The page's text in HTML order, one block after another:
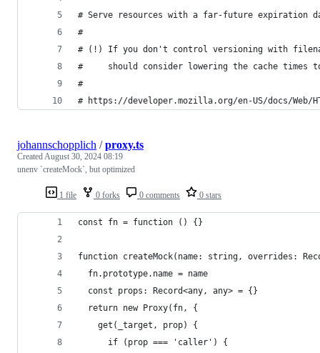
# Serve resources with a far-future expiration
#
# (!) If you don't control versioning with
#     should consider lowering the cache times
#
# https://developer.mozilla.org/en-US/docs/Web/
1 file 0 forks 0 comments 0 stars
johannschopplich /proxy.ts
CreatedAugust 30, 2024 08:19
unenv `createMock`, but optimized
const fn = function () {}
function createMock(name: string, overrides:
  fn.prototype.name = name
  const props: Record<any, any> = {}
  return new Proxy(fn, {
    get(_target, prop) {
      if (prop === 'caller') {